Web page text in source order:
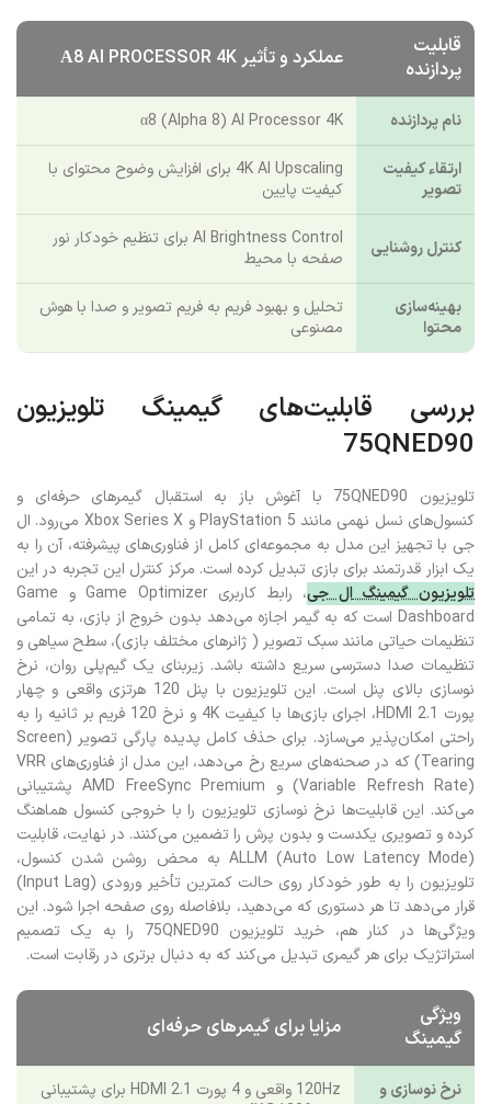
قابلیت
پردازنده
عملکرد و تأثیر Α8 AI PROCESSOR 4K
نام پردازنده α8 (Alpha 8) AI Processor 4K
ارتقاء کیفیت
تصویر
4K AI Upscaling برای افزایش وضوح محتوای با
کیفیت پایین
کنترل روشنایی
AI Brightness Control برای تنظیم خودکار نور
صفحه با محیط
بهینه‌سازی
محتوا
تحلیل و بهبود فریم به فریم تصویر و صدا با هوش
مصنوعی
بررسی قابلیت‌های گیمینگ تلویزیون
75QNED90
تلویزیون 75QNED90 با آغوش باز به استقبال گیمرهای حرفه‌ای و
کنسول‌های نسل نهمی مانند PlayStation 5 و Xbox Series X می‌رود. ال
جی با تجهیز این مدل به مجموعه‌ای کامل از فناوری‌های پیشرفته، آن را به
یک ابزار قدرتمند برای بازی تبدیل کرده است. مرکز کنترل این تجربه در این
تلویزیون گیمینگال جی
، رابط کاربری Game Optimizer و Game
Dashboard است که به گیمر اجازه می‌دهد بدون خروج از بازی، به تمامی
تنظیمات حیاتی مانند سبک تصویر ( ژانرهای مختلف بازی)، سطح سیاهی و
تنظیمات صدا دسترسی سریع داشته باشد. زیربنای یک گیم‌پلی روان، نرخ
نوسازی بالای پنل است. این تلویزیون با پنل 120 هرتزی واقعی و چهار
پورت HDMI 2.1، اجرای بازی‌ها با کیفیت 4K و نرخ 120 فریم بر ثانیه را به
راحتی امکان‌پذیر می‌سازد. برای حذف کامل پدیده پارگی تصویر (Screen
Tearing) که در صحنه‌های سریع رخ می‌دهد، این مدل از فناوری‌های VRR
(Variable Refresh Rate) و AMD FreeSync Premium پشتیبانی
می‌کند. این قابلیت‌ها نرخ نوسازی تلویزیون را با خروجی کنسول هماهنگ
کرده و تصویری یکدست و بدون پرش را تضمین می‌کنند. در نهایت، قابلیت
ALLM (Auto Low Latency Mode) به محض روشن شدن کنسول،
تلویزیون را به طور خودکار روی حالت کمترین تأخیر ورودی (Input Lag)
قرار می‌دهد تا هر دستوری که می‌دهید، بلافاصله روی صفحه اجرا شود. این
ویژگی‌ها در کنار هم، خرید تلویزیون 75QNED90 را به یک تصمیم
استراتژیک برای هر گیمری تبدیل می‌کند که به دنبال برتری در رقابت است.
ویژگی
گیمینگ
مزایا برای گیمرهای حرفه‌ای
نرخ نوسازی و
120Hz واقعی و 4 پورت HDMI 2.1 برای پشتیبانی